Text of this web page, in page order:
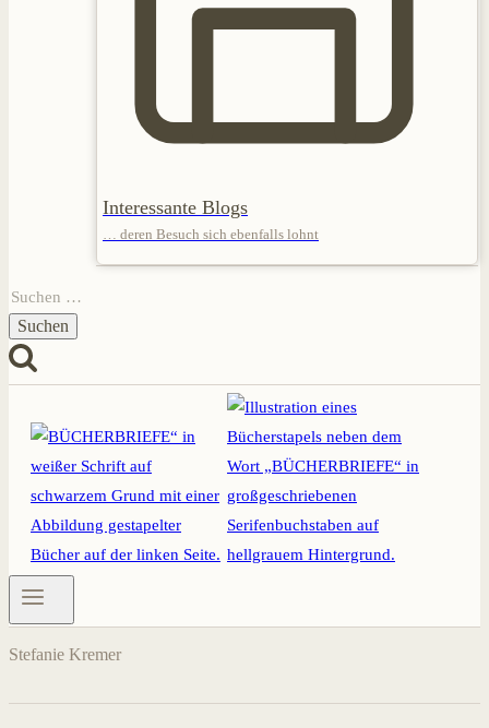
Interessante Blogs
… deren Besuch sich ebenfalls lohnt
Suchen
nach:
Stefanie Kremer